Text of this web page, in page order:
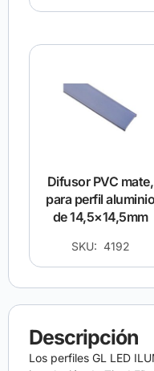
Difusor PVC mate,
para perfil aluminio
de 14,5×14,5mm
SKU: 4192
Descripción
Los perfiles GL LED